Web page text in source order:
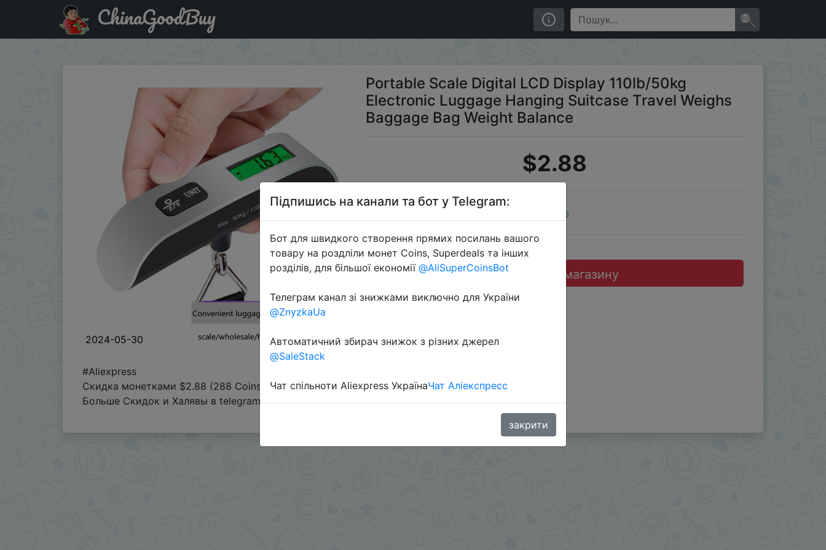
Акція на Portable Scale Digital LCD Display 110lb/50kg Electronic Luggage Hanging Suitcase Travel Weighs Baggage Bag Weight Balance
ChinaGoodBuy
2024-05-30
Portable Scale Digital LCD Display 110lb/50kg
Electronic Luggage Hanging Suitcase Travel Weighs
Baggage Bag Weight Balance
$2.88
Coins
Перейти до магазину
#Aliexpress
Скидка монетками $2.88 (288 Coins) в приложении.
Больше Скидок и Халявы в telegramt.me/%2B8jHVizJO6XY3M2Qy
Підпишись на канали та бот у Telegram:
Бот для швидкого створення прямих посилань вашого
товару на роздліли монет Coins, Superdeals та інших
розділів, для більшої економії @AliSuperCoinsBot
Телеграм канал зі знижками виключно для України
@ZnyzkaUa
Автоматичний збирач знижок з різних джерел
@SaleStack
Чат спільноти Aliexpress УкраїнаЧат Аліекспресс
закрити